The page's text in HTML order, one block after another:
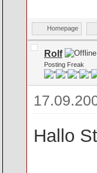
Homepage
Rolf
Posting Freak
Hallo